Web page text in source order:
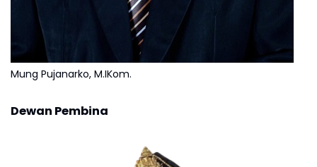
Mung Pujanarko, M.IKom.
Dewan Pembina